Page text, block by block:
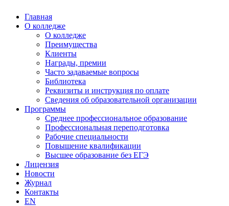
Главная
О колледже
О колледже
Преимущества
Клиенты
Награды, премии
Часто задаваемые вопросы
Библиотека
Реквизиты и инструкция по оплате
Сведения об образовательной организации
Программы
Среднее профессиональное образование
Профессиональная переподготовка
Рабочие специальности
Повышение квалификации
Высшее образование без ЕГЭ
Лицензия
Новости
Журнал
Контакты
EN